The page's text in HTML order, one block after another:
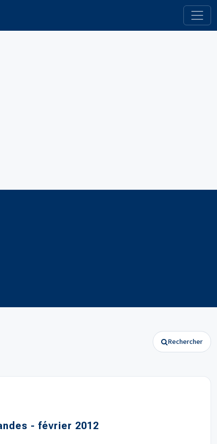
Rechercher
- février 2012